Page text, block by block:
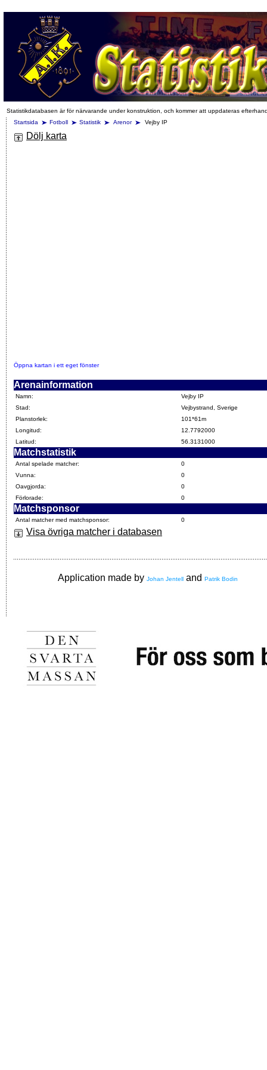
Statistikdatabasen är för närvarande under konstruktion, och kommer att uppdateras
Startsida
Fotboll Statistik Arenor Vejby IP
Dölj karta
Öppna kartan i ett eget fönster
Arenainformation
Namn:
Vejby IP
Stad:
Vejbystrand, Sverige
Planstorlek:
101*61m
Longitud:
12.7792000
Latitud:
56.3131000
Matchstatistik
Antal spelade matcher:
0
Vunna:
0
Oavgjorda:
0
Förlorade:
0
Matchsponsor
Antal matcher med matchsponsor: 0
Visa övriga matcher i databasen
Application made by Johan Jentell and Patrik Bodin